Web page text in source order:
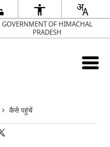
GOVERNMENT OF HIMACHAL
PRADESH
कैसे पहुंचें